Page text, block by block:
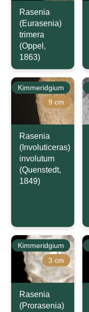
Rasenia
(Eurasenia)
trimera
(Oppel,
1863)
Kimmeridgium
9 cm
Rasenia
(Involuticeras)
involutum
(Quenstedt,
1849)
Kimmeridgium
3 cm
Rasenia
(Prorasenia)